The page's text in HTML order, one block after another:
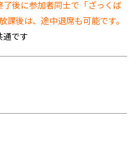
後に参加者同士で「ざっくば
課後は、途中退席も可能です。
通です